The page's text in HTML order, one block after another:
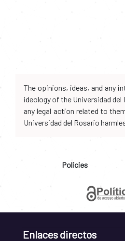
The opinions, ideas, and any
ideology of the Universidad
any legal action related to
Universidad del Rosario
Policies
Enlaces directos